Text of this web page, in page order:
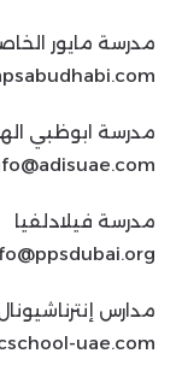
مدرسة مايور
مدرسة ابوظبي
مدرسة فيلادلفيا
مدارس
uae.com